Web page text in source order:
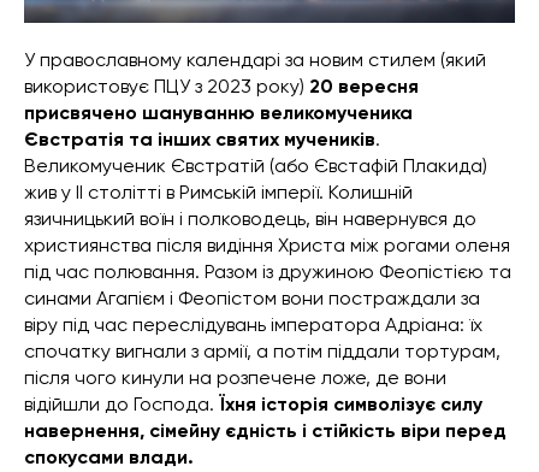
У православному календарі за новим стилем (який
використовує ПЦУ з 2023 року) 20 вересня
присвячено шануванню великомученика
Євстратія та інших святих мучеників.
Великомученик Євстратій (або Євстафій Плакида)
жив у II столітті в Римській імперії. Колишній
язичницький воїн і полководець, він навернувся до
християнства після видіння Христа між рогами оленя
під час полювання. Разом із дружиною Феопістією та
синами Агапієм і Феопістом вони постраждали за
віру під час переслідувань імператора Адріана: їх
спочатку вигнали з армії, а потім піддали тортурам,
після чого кинули на розпечене ложе, де вони
відійшли до Господа. Їхня історія символізує силу
навернення, сімейну єдність і стійкість віри перед
спокусами влади.